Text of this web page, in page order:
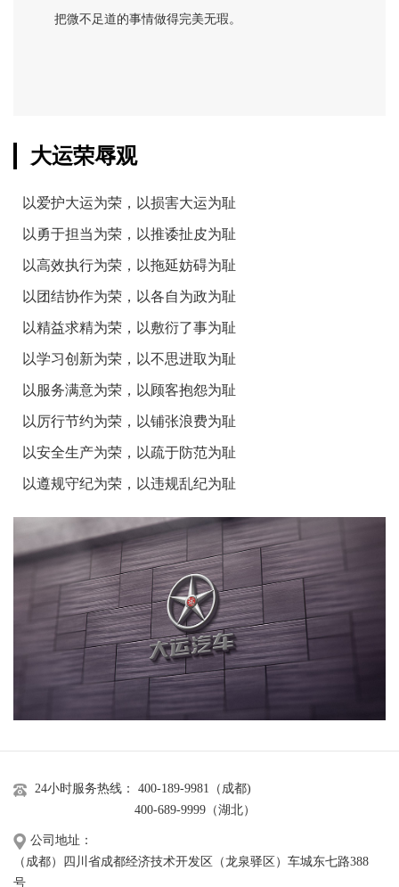
把微不足道的事情做得完美无瑕。
大运荣辱观
以爱护大运为荣，以损害大运为耻
以勇于担当为荣，以推诿扯皮为耻
以高效执行为荣，以拖延妨碍为耻
以团结协作为荣，以各自为政为耻
以精益求精为荣，以敷衍了事为耻
以学习创新为荣，以不思进取为耻
以服务满意为荣，以顾客抱怨为耻
以厉行节约为荣，以铺张浪费为耻
以安全生产为荣，以疏于防范为耻
以遵规守纪为荣，以违规乱纪为耻
24小时服务热线： 400-189-9981（成都)
400-689-9999（湖北）
公司地址：
（成都）四川省成都经济技术开发区（龙泉驿区）车城东七路388
号